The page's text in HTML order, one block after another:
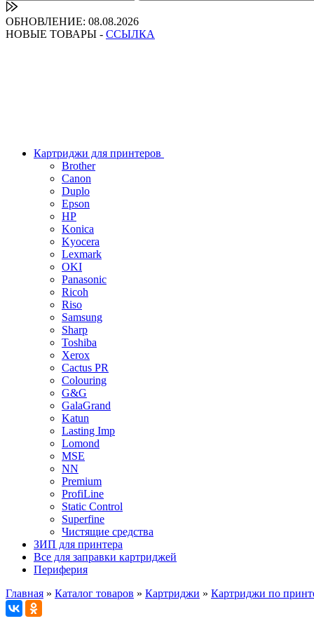
ОБНОВЛЕНИЕ: 08.08.2026
НОВЫЕ ТОВАРЫ - ССЫЛКА
Картриджи для принтеров
Brother
Canon
Duplo
Epson
HP
Konica
Kyocera
Lexmark
OKI
Panasonic
Ricoh
Riso
Samsung
Sharp
Toshiba
Xerox
Cactus PR
Colouring
G&G
GalaGrand
Katun
Lasting Imp
Lomond
MSE
NN
Premium
ProfiLine
Static Control
Superfine
Чистящие средства
ЗИП для принтера
Все для заправки картриджей
Периферия
Главная » Каталог товаров » Картриджи » Картриджи по